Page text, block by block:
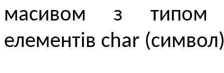
масивом з типом
елементів char